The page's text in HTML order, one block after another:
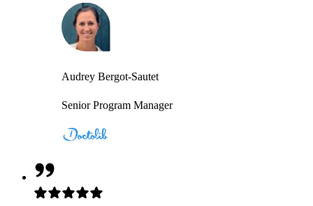
Audrey Bergot-Sautet
Senior Program Manager